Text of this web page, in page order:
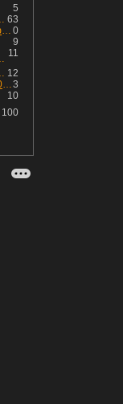
5
63
к убыткам в 2026 году
0
Инфляция в начале августа — дефляция из-за топлива и плодоовощной корзины, но услуги продолжают дорожать, а рубль начал ослабевать.
9
11
в облигациях?
12
против России
3
Лучшие бумаги недели. Выпуск 780 – обновления для пятницы
10
100